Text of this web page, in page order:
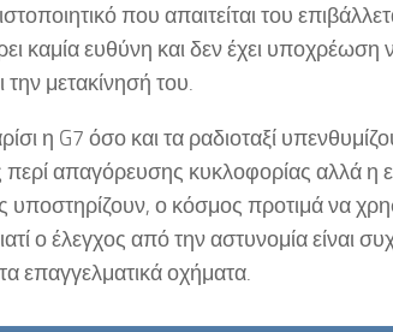
που απαιτείται του
καμία ευθύνη και δεν έχει υποχρέωση
την μετακίνησή του.
η G7 όσο και τα ραδιοταξί
περί απαγόρευσης κυκλοφορίας αλλά η
ο κόσμος προτιμά να
ο έλεγχος από την αστυνομία είναι
επαγγελματικά οχήματα.